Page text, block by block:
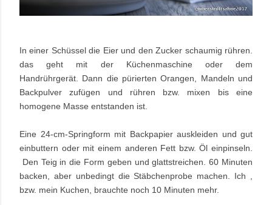
In einer Schüssel die Eier und den Zucker schaumig rühren.
das geht mit der Küchenmaschine oder dem
Handrührgerät. Dann die pürierten Orangen, Mandeln und
Backpulver zufügen und rühren bzw. mixen bis eine
homogene Masse entstanden ist.
Eine 24-cm-Springform mit Backpapier auskleiden und gut
einbuttern oder mit einem anderen Fett bzw. Öl einpinseln.
Den Teig in die Form geben und glattstreichen.60 Minuten
backen, aber unbedingt die Stäbchenprobe machen. Ich ,
bzw. mein Kuchen, brauchte noch 10 Minuten mehr.